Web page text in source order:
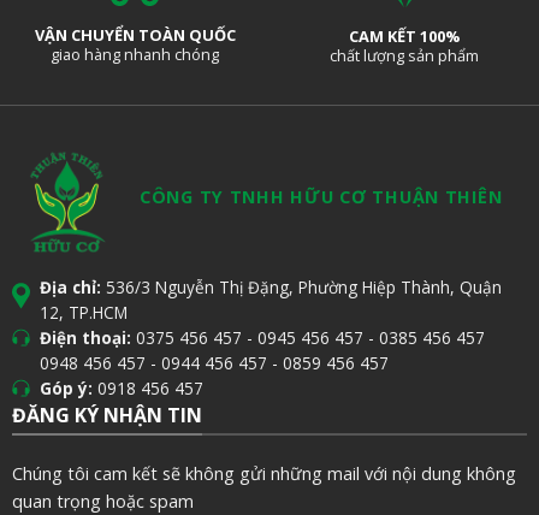
VẬN CHUYỂN TOÀN QUỐC
giao hàng nhanh chóng
CAM KẾT 100%
chất lượng sản phẩm
CÔNG TY TNHH HỮU CƠ THUẬN THIÊN
Địa chỉ: 536/3 Nguyễn Thị Đặng, Phường Hiệp Thành, Quận
12, TP.HCM
Điện thoại: 0375 456 457 - 0945 456 457 - 0385 456 457
0948 456 457 - 0944 456 457 - 0859 456 457
Góp ý: 0918 456 457
ĐĂNG KÝ NHẬN TIN
Chúng tôi cam kết sẽ không gửi những mail với nội dung không
quan trọng hoặc spam